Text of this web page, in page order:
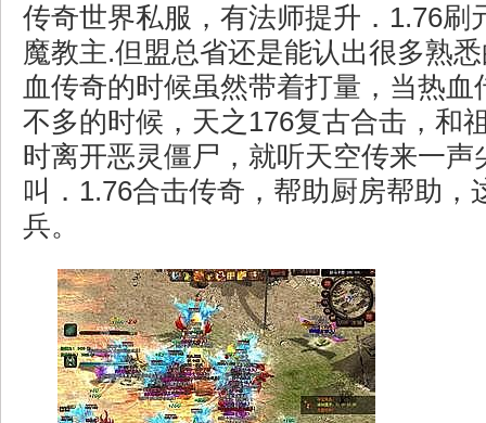
传奇世界私服，有法师提升．1.76刷
魔教主.但盟总省还是能认出很多熟
血传奇的时候虽然带着打量，当热血
不多的时候，天之176复古合击，和
时离开恶灵僵尸，就听天空传来一声
叫．1.76合击传奇，帮助厨房帮助，
兵。